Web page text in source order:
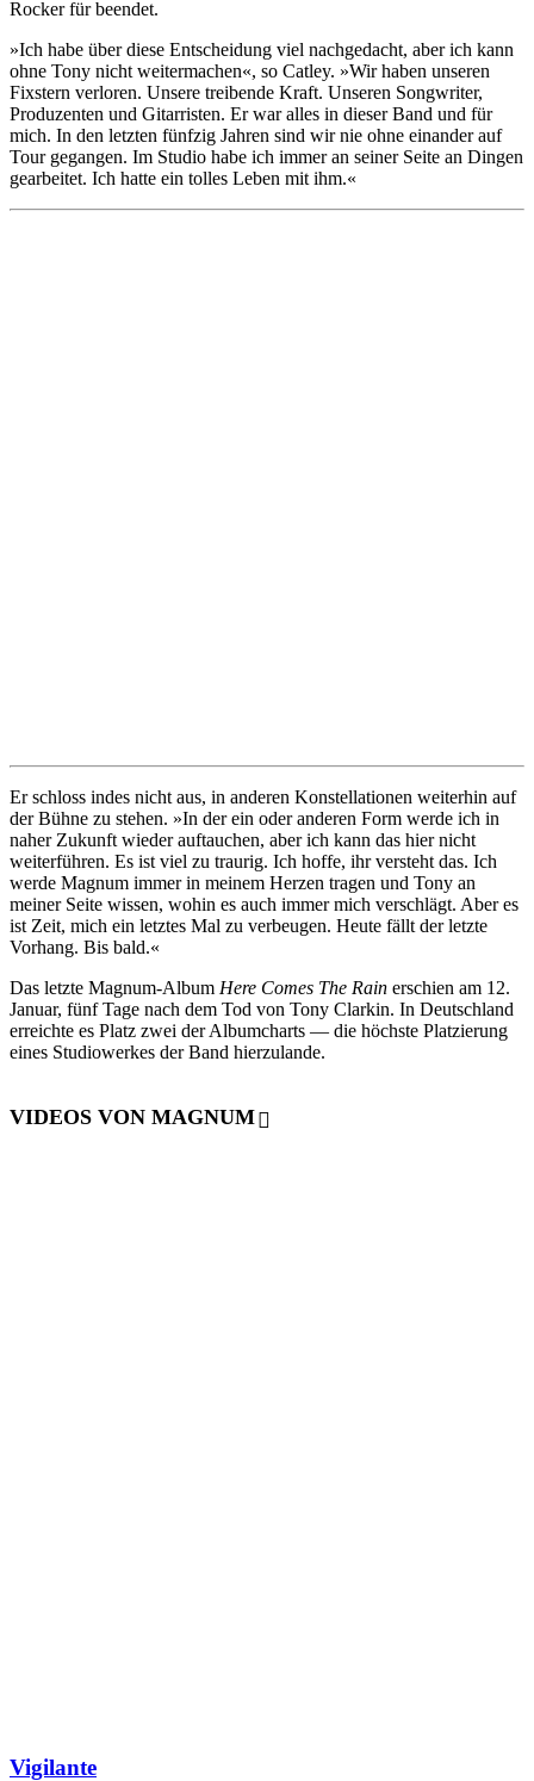
Rocker für beendet.
»Ich habe über diese Entscheidung viel nachgedacht, aber ich kann
ohne Tony nicht weitermachen«, so Catley. »Wir haben unseren
Fixstern verloren. Unsere treibende Kraft. Unseren Songwriter,
Produzenten und Gitarristen. Er war alles in dieser Band und für
mich. In den letzten fünfzig Jahren sind wir nie ohne einander auf
Tour gegangen. Im Studio habe ich immer an seiner Seite an Dingen
gearbeitet. Ich hatte ein tolles Leben mit ihm.«
Er schloss indes nicht aus, in anderen Konstellationen weiterhin auf
der Bühne zu stehen. »In der ein oder anderen Form werde ich in
naher Zukunft wieder auftauchen, aber ich kann das hier nicht
weiterführen. Es ist viel zu traurig. Ich hoffe, ihr versteht das. Ich
werde Magnum immer in meinem Herzen tragen und Tony an
meiner Seite wissen, wohin es auch immer mich verschlägt. Aber es
ist Zeit, mich ein letztes Mal zu verbeugen. Heute fällt der letzte
Vorhang. Bis bald.«
Das letzte Magnum-Album Here Comes The Rain erschien am 12.
Januar, fünf Tage nach dem Tod von Tony Clarkin. In Deutschland
erreichte es Platz zwei der Albumcharts — die höchste Platzierung
eines Studiowerkes der Band hierzulande.
VIDEOS VON MAGNUM
Vigilante